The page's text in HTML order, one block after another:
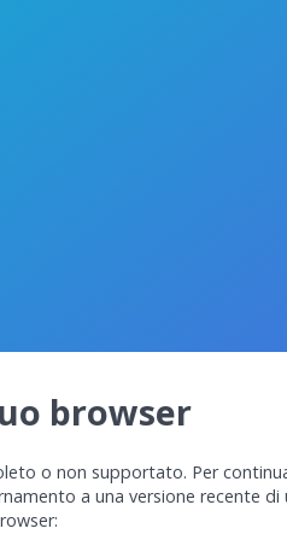
browser
o non supportato. Per
a una versione recente di